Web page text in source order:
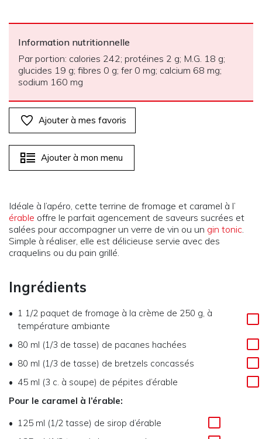
Information nutritionnelle
Par portion: calories 242; protéines 2 g; M.G. 18 g;
glucides 19 g; fibres 0 g; fer 0 mg; calcium 68 mg;
sodium 160 mg
Ajouter à mes favoris
Ajouter à mon menu
Idéale à l’apéro, cette terrine de fromage et caramel à l’
érable offre le parfait agencement de saveurs sucrées et
salées pour accompagner un verre de vin ou un gin tonic.
Simple à réaliser, elle est délicieuse servie avec des
craquelins ou du pain grillé.
Ingrédients
1 1/2 paquet de fromage à la crème de 250 g, à
température ambiante
80 ml (1/3 de tasse) de pacanes hachées
80 ml (1/3 de tasse) de bretzels concassés
45 ml (3 c. à soupe) de pépites d’érable
Pour le caramel à l’érable:
125 ml (1/2 tasse) de sirop d’érable